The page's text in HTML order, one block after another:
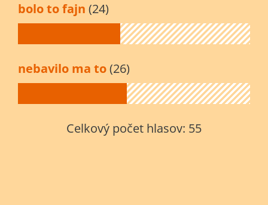
bolo to fajn (24)
nebavilo ma to(26)
Celkový počet hlasov: 55